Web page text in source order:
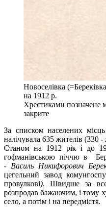
Новоселівка
на 1912 р.
Хрестиками позначене
закрите
За списком населених
налічувала 635 жителів (330 -
Станом на 1912 рік і до
гофманівською піччю в
- Василь Никифорович
цегельний завод
провулкові). Швидше за
розпродав бажаючим, і тому
село, а потім і на передмістя.